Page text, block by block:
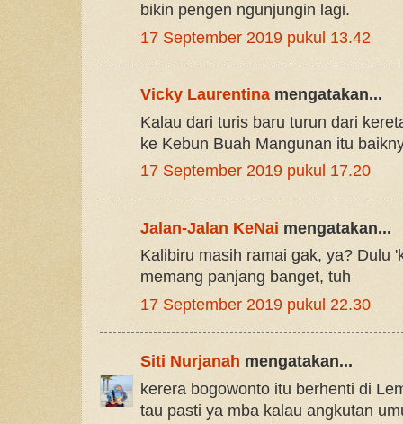
bikin pengen ngunjungin lagi.
17 September 2019 pukul 13.42
Vicky Laurentinamengatakan...
Kalau dari turis baru turun dari
ke Kebun Buah Mangunan itu
17 September 2019 pukul 17.20
Jalan-Jalan KeNai mengatakan...
Kalibiru masih ramai gak, ya? Dulu
memang panjang banget, tuh
17 September 2019 pukul 22.30
Siti Nurjanah mengatakan...
kerera bogowonto itu berhenti di
tau pasti ya mba kalau angkutan